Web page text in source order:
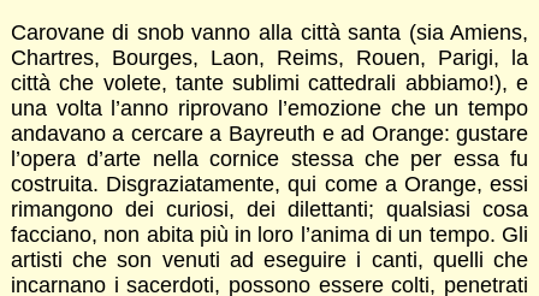
Carovane di snob vanno alla città santa (sia Amiens,
Chartres, Bourges, Laon, Reims, Rouen, Parigi, la
città che volete, tante sublimi cattedrali abbiamo!), e
una volta l’anno riprovano l’emozione che un tempo
andavano a cercare a Bayreuth e ad Orange: gustare
l’opera d’arte nella cornice stessa che per essa fu
costruita. Disgraziatamente, qui come a Orange, essi
rimangono dei curiosi, dei dilettanti; qualsiasi cosa
facciano, non abita più in loro l’anima di un tempo. Gli
artisti che son venuti ad eseguire i canti, quelli che
incarnano i sacerdoti, possono essere colti, penetrati